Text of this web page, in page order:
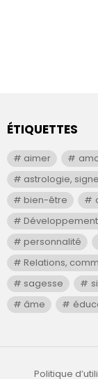
ÉTIQUETTES
aimer
astrologie,
bien-être
personnalité
Relations,
sagesse
âme
Politique